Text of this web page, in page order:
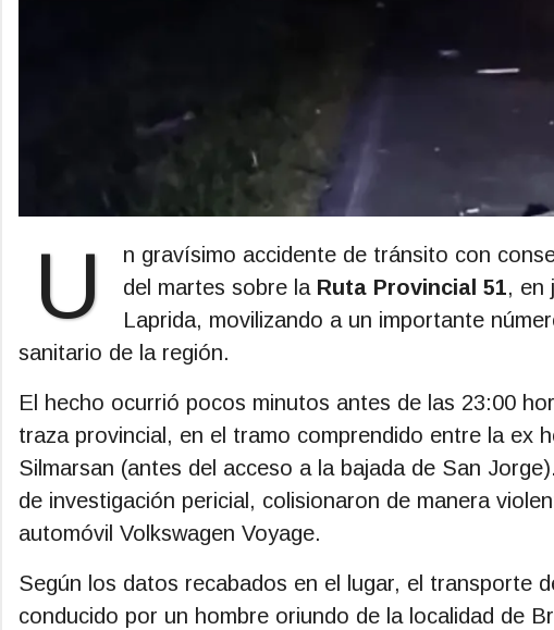
U
n gravísimo accidente de tránsito con
del martes sobre la Ruta Provincial 51, en
Laprida, movilizando a un importante
sanitario de la región.
El hecho ocurrió pocos minutos antes de las 23:00
traza provincial, en el tramo comprendido entre la ex
Silmarsan (antes del acceso a la bajada de San
de investigación pericial, colisionaron de manera
automóvil Volkswagen Voyage.
Según los datos recabados en el lugar, el transporte
conducido por un hombre oriundo de la localidad de